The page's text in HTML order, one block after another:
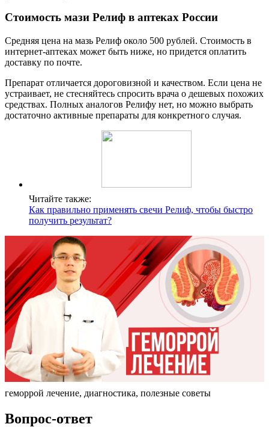
Стоимость мази Релиф в аптеках России
Средняя цена на мазь Релиф около 500 рублей. Стоимость в
интернет-аптеках может быть ниже, но придется оплатить
доставку по почте.
Препарат отличается дороговизной и качеством. Если цена не
устраивает, не стесняйтесь спросить врача о дешевых похожих
средствах. Полных аналогов Релифу нет, но можно выбрать
достаточно активные препараты для конкретного случая.
Читайте также:
Как правильно применять свечи Релиф, чтобы быстро
получить результат?
геморрой лечение, диагностика, полезные советы
Вопрос-ответ